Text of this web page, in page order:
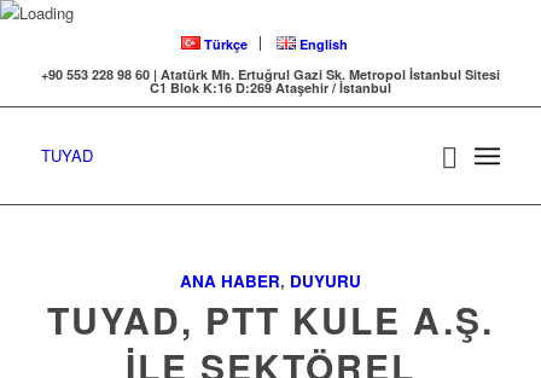
Türkçe
English
+90 553 228 98 60 | Atatürk Mh. Ertuğrul Gazi Sk. Metropol İstanbul Sitesi
C1 Blok K:16 D:269 Ataşehir / İstanbul
TUYAD
ANA HABER, DUYURU
TUYAD, PTT KULE A.Ş.
İLE SEKTÖREL